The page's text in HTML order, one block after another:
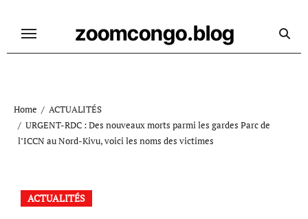
zoomcongo.blog
Home
ACTUALITÉS
URGENT-RDC : Des nouveaux morts parmi les gardes Parc de
l’ICCN au Nord-Kivu, voici les noms des victimes
ACTUALITÉS